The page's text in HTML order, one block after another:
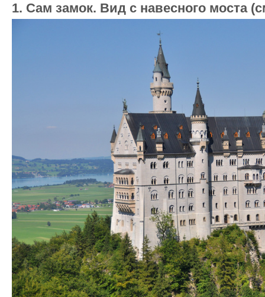
1. Сам замок. Вид с навесного моста